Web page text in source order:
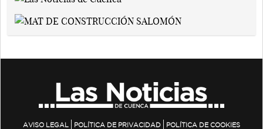
AVISO LEGAL POLÍTICA DE PRIVACIDAD POLÍTICA DE COOKIES